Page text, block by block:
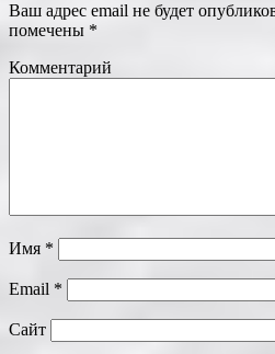
Ваш адрес email не будет
помечены *
Комментарий
Имя *
Email *
Сайт